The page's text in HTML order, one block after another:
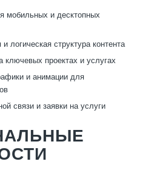
мобильных и десктопных
логическая структура контента
ключевых проектах и услугах
и анимации для
связи и заявки на услуги